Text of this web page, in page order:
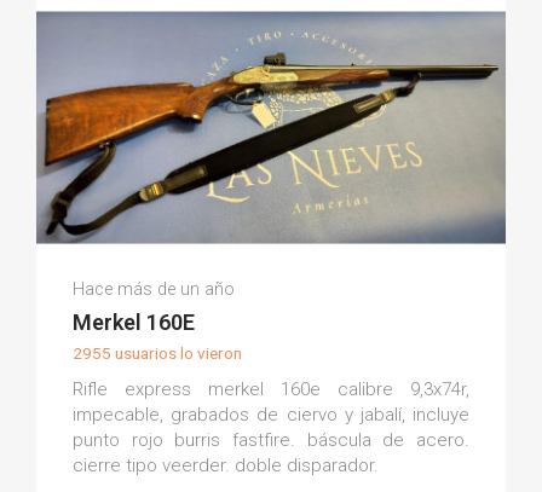
David S.
Hace más de un año
Merkel 160E
2955 usuarios lo vieron
Rifle express merkel 160e calibre 9,3x74r,
impecable, grabados de ciervo y jabalí, incluye
punto rojo burris fastfire. báscula de acero.
cierre tipo veerder. doble disparador.